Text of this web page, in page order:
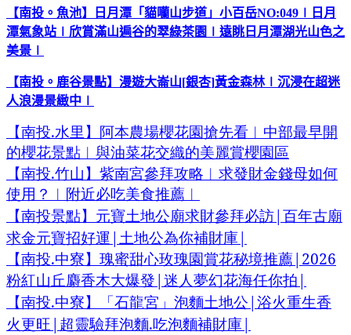
【南投。魚池】日月潭「貓囒山步道」小百岳NO:049
日月
潭氣象站
欣賞滿山遍谷的翠綠茶園
遠眺日月潭湖光山色之
美景
【南投。鹿谷景點】漫遊大崙山[銀杏]黃金森林∣ 沉浸在超迷
人浪漫景緻中
【南投.水里】阿本農場櫻花園搶先看︱ 中部最早開
的櫻花景點︱與油菜花交織的美麗賞櫻園區
【南投.竹山】紫南宮參拜攻略︱求發財金錢母如何
使用？︱ 附近必吃美食推薦︱
【南投景點】元寶土地公廟求財參拜必訪| 百年古廟
求金元寶招好運 | 土地公為你補財庫|
【南投.中寮】瑰蜜甜心玫瑰園賞花秘境推薦 |2026
粉紅山丘麝香木大爆發 | 迷人夢幻花海任你拍 |
【南投.中寮】「石龍宮」泡麵土地公 | 浴火重生香
火更旺 | 超靈驗拜泡麵.吃泡麵補財庫|